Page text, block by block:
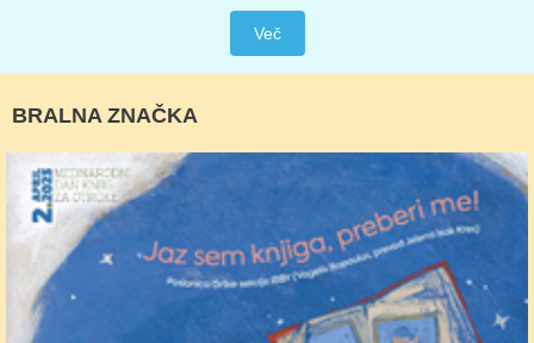
Več
BRALNA ZNAČKA